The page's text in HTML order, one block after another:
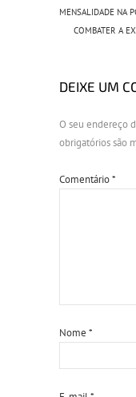
MENSALIDADE NA
COMBATER A
DEIXE UM
O seu endereço
obrigatórios são
Comentário*
Nome *